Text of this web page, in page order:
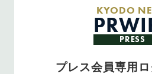
KYODO
PRESS
プレス会員専用